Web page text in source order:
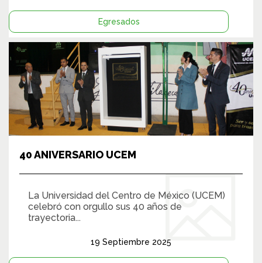
Egresados
40 ANIVERSARIO UCEM
La Universidad del Centro de México (UCEM)
celebró con orgullo sus 40 años de
trayectoria...
19 Septiembre 2025